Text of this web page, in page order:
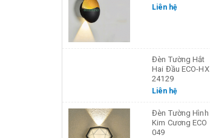
Liên hệ
Đèn Tường Hắt
Hai Đầu ECO-HX
24129
Liên hệ
Đèn Tường Hình
Kim Cương ECO
049